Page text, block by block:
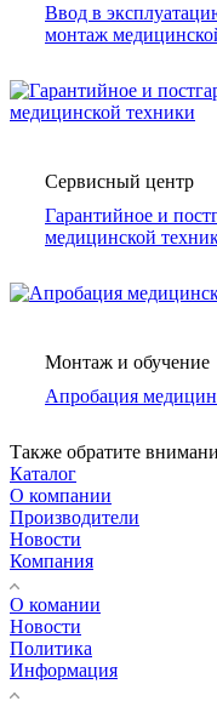
Ввод в
монтаж
Сервисный центр
Гарантийное и
медицинской
Монтаж и обучение
Апробация
Также обратите
Каталог
О компании
Производители
Новости
Компания
О комании
Новости
Политика
Информация